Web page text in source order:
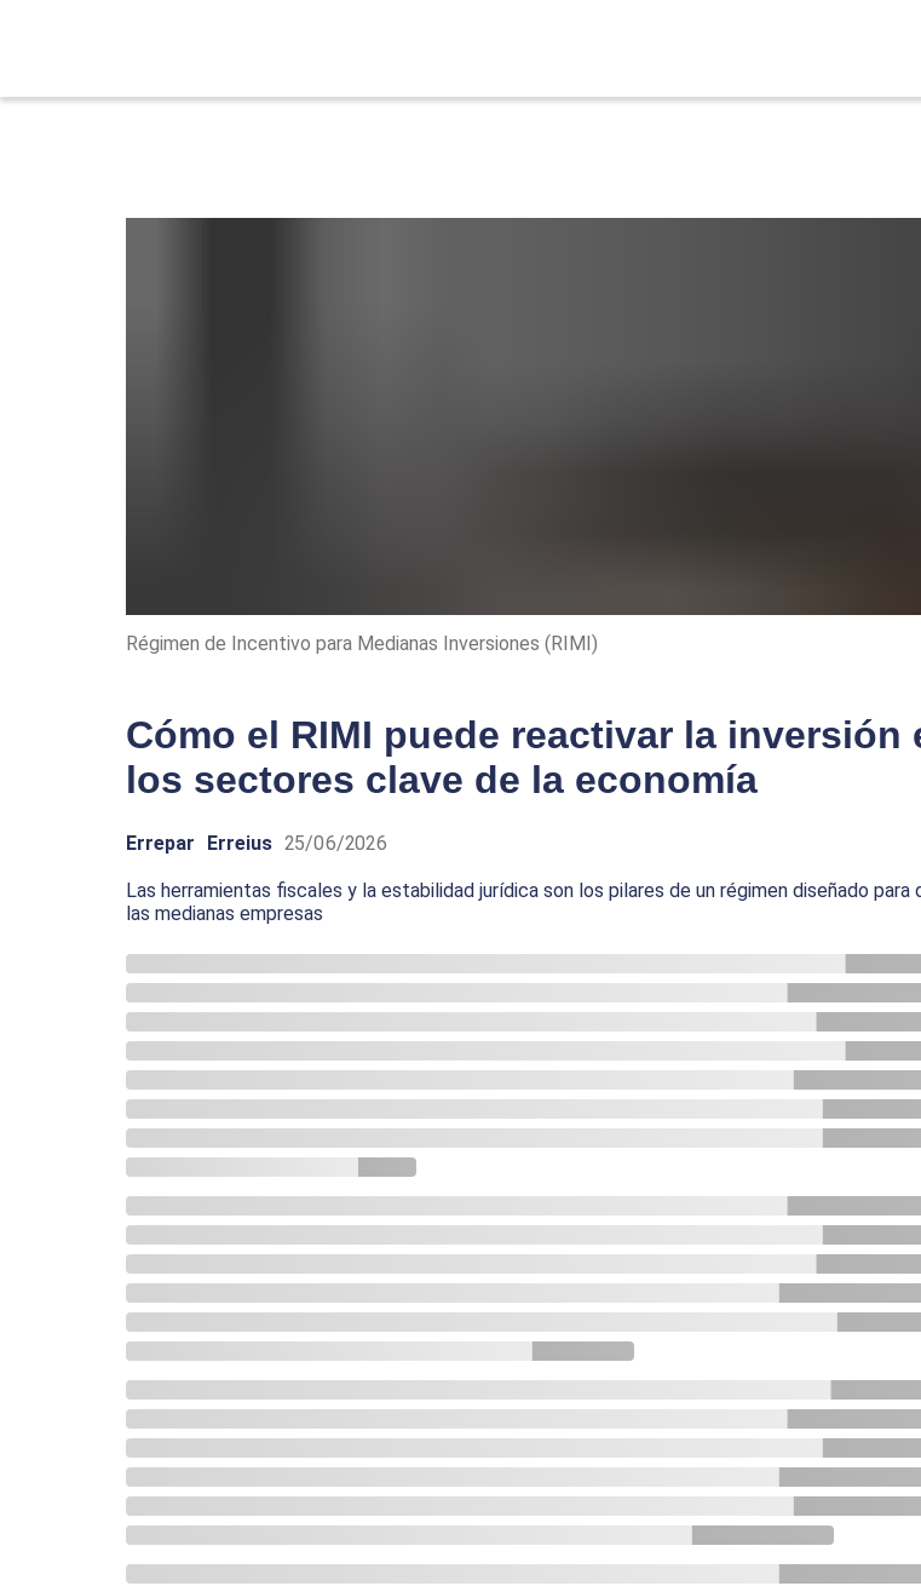
Régimen de Incentivo para Medianas Inversiones (RIMI)
Cómo el RIMI puede reactivar la inversión
los sectores clave de la economía
Errepar Erreius 25/06/2026
Las herramientas fiscales y la estabilidad jurídica son los pilares de un régimen diseñado para
las medianas empresas